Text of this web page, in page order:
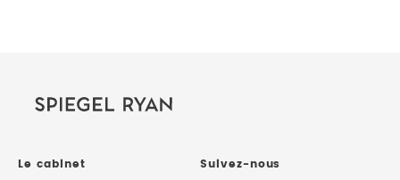
Le cabinet
Suivez-nous